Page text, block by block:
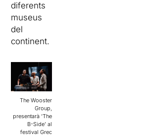
diferents
museus
del
continent.
The Wooster
Group,
presentarà ‘The
B-Side’ al
festival Grec